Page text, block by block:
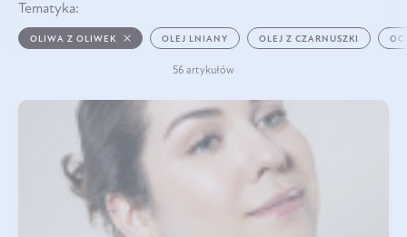
Tematyka:
OLIWA Z OLIWEK OLEJ LNIANY OLEJ Z CZARNUSZKI
56 artykułów